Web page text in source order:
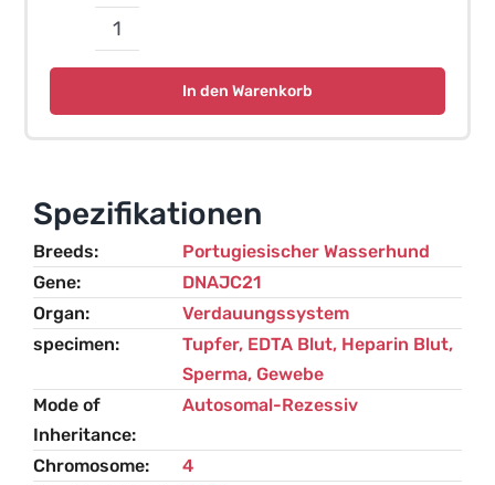
Mikrophthalmie
(DNAJC21-
Wasserhund
Menge
In den Warenkorb
Spezifikationen
Breeds
Portugiesischer Wasserhund
Gene
DNAJC21
Organ
Verdauungssystem
specimen
Tupfer, EDTA Blut, Heparin Blut,
Sperma, Gewebe
Mode of
Inheritance
Autosomal-Rezessiv
Chromosome
4